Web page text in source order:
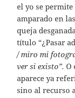
el yo se
amparado en
queja
título “¿Pasar
/ miro mi
ver si existo”.O
aparece ya
sino al recurso